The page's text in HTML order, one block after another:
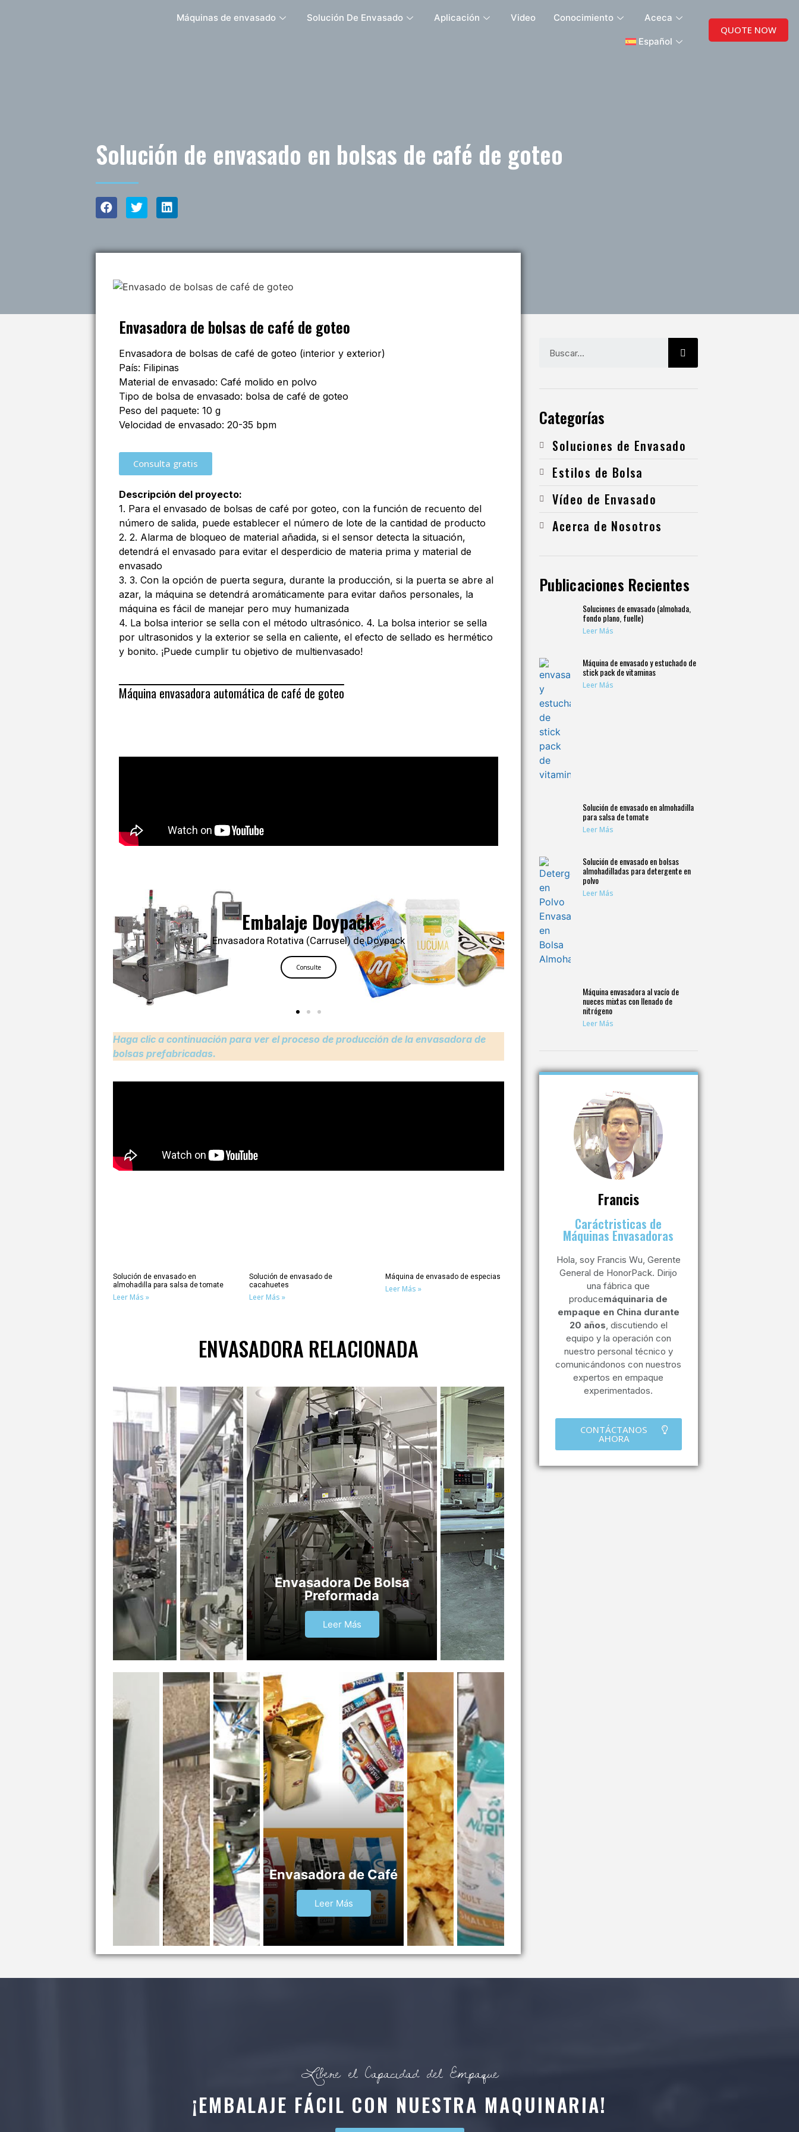
Máquinas de envasado Solución De Envasado Aplicación Video Conocimiento Aceca
Español
QUOTE NOW
Solución de envasado en bolsas de café de goteo
Envasadora de bolsas de café de goteo
Envasadora de bolsas de café de goteo (interior y exterior)
País: Filipinas
Material de envasado: Café molido en polvo
Tipo de bolsa de envasado: bolsa de café de goteo
Peso del paquete: 10 g
Velocidad de envasado: 20-35 bpm
Consulta gratis
Descripción del proyecto:
1. Para el envasado de bolsas de café por goteo, con la función de recuento del
número de salida, puede establecer el número de lote de la cantidad de producto
2. 2. Alarma de bloqueo de material añadida, si el sensor detecta la situación,
detendrá el envasado para evitar el desperdicio de materia prima y material de
envasado
3. 3. Con la opción de puerta segura, durante la producción, si la puerta se abre al
azar, la máquina se detendrá aromáticamente para evitar daños personales, la
máquina es fácil de manejar pero muy humanizada
4. La bolsa interior se sella con el método ultrasónico. 4. La bolsa interior se sella
por ultrasonidos y la exterior se sella en caliente, el efecto de sellado es hermético
y bonito. ¡Puede cumplir tu objetivo de multienvasado!
Máquina envasadora automática de café de goteo
Embalaje Doypack
Envasadora Rotativa (Carrusel) de Doypack
Consulte
Haga clic a continuación para ver el proceso de producción de la envasadora de
bolsas prefabricadas.
Solución de envasado en
almohadilla para salsa de tomate
Leer Más »
Solución de envasado de
cacahuetes
Leer Más »
Máquina de envasado de especias
Leer Más »
ENVASADORA RELACIONADA
Envasadora De Bolsa
Preformada
Leer Más
Envasadora de Café
Leer Más
Categorías
Soluciones de Envasado
Estilos de Bolsa
Vídeo de Envasado
Acerca de Nosotros
Publicaciones Recientes
Soluciones de envasado (almohada,
fondo plano, fuelle)
Leer Más
Máquina de envasado y estuchado de
stick pack de vitaminas
Leer Más
Solución de envasado en almohadilla
para salsa de tomate
Leer Más
Solución de envasado en bolsas
almohadilladas para detergente en
polvo
Leer Más
Máquina envasadora al vacío de
nueces mixtas con llenado de
nitrógeno
Leer Más
Francis
Caráctristicas de
Máquinas Envasadoras
Hola, soy Francis Wu, Gerente
General de HonorPack. Dirijo
una fábrica que
producemáquinaria de
empaque en China durante
20 años, discutiendo el
equipo y la operación con
nuestro personal técnico y
comunicándonos con nuestros
expertos en empaque
experimentados.
CONTÁCTANOS
AHORA
Libere el Capacidad del Empaque
¡EMBALAJE FÁCIL CON NUESTRA MAQUINARIA!